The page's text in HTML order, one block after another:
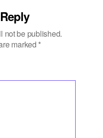
not be published.
marked *